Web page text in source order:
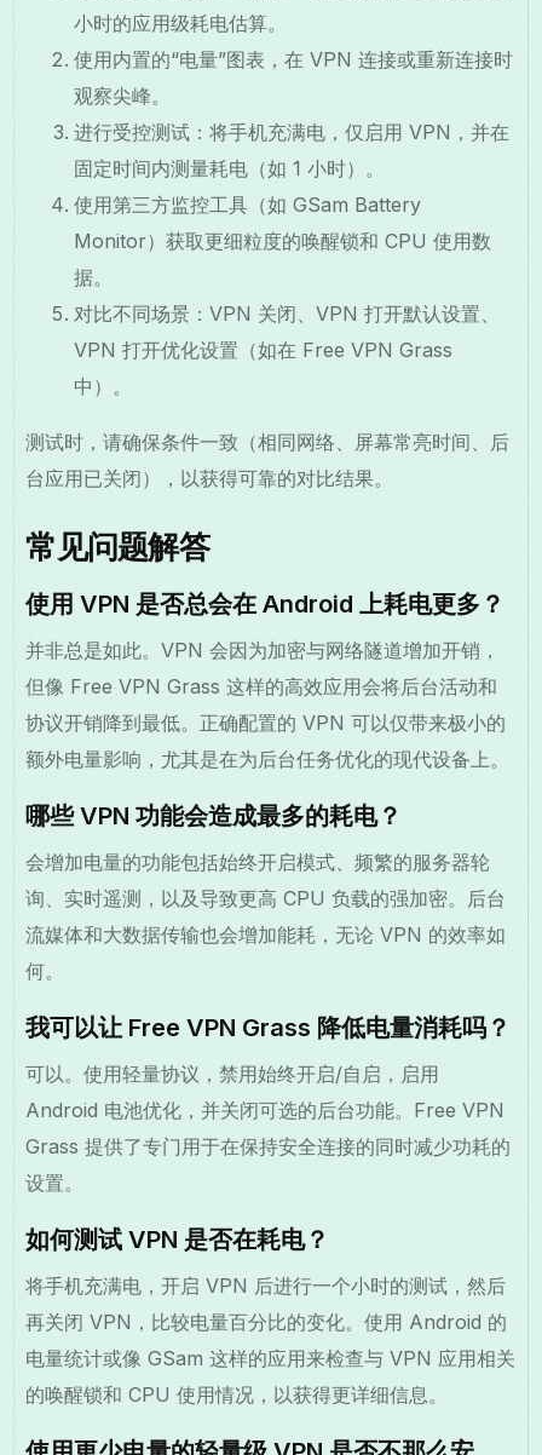
小时的应用级耗电估算。
使用内置的“电量”图表，在 VPN 连接或重新连接时
观察尖峰。
进行受控测试：将手机充满电，仅启用 VPN，并在
固定时间内测量耗电（如 1 小时）。
使用第三方监控工具（如 GSam Battery
Monitor）获取更细粒度的唤醒锁和 CPU 使用数
据。
对比不同场景：VPN 关闭、VPN 打开默认设置、
VPN 打开优化设置（如在 Free VPN Grass
中）。
测试时，请确保条件一致（相同网络、屏幕常亮时间、后
台应用已关闭），以获得可靠的对比结果。
常见问题解答
使用 VPN 是否总会在 Android 上耗电更多？
并非总是如此。VPN 会因为加密与网络隧道增加开销，
但像 Free VPN Grass 这样的高效应用会将后台活动和
协议开销降到最低。正确配置的 VPN 可以仅带来极小的
额外电量影响，尤其是在为后台任务优化的现代设备上。
哪些 VPN 功能会造成最多的耗电？
会增加电量的功能包括始终开启模式、频繁的服务器轮
询、实时遥测，以及导致更高 CPU 负载的强加密。后台
流媒体和大数据传输也会增加能耗，无论 VPN 的效率如
何。
我可以让 Free VPN Grass 降低电量消耗吗？
可以。使用轻量协议，禁用始终开启/自启，启用
Android 电池优化，并关闭可选的后台功能。Free VPN
Grass 提供了专门用于在保持安全连接的同时减少功耗的
设置。
如何测试 VPN 是否在耗电？
将手机充满电，开启 VPN 后进行一个小时的测试，然后
再关闭 VPN，比较电量百分比的变化。使用 Android 的
电量统计或像 GSam 这样的应用来检查与 VPN 应用相关
的唤醒锁和 CPU 使用情况，以获得更详细信息。